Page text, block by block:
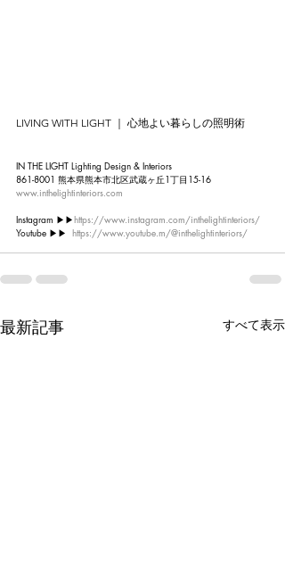
LIVING WITH LIGHT ｜ 心地よい暮らしの照明術
IN THE LIGHT Lighting Design & Interiors
861-8001 熊本県熊本市北区武蔵ヶ丘1丁目15-16
www.inthelightinteriors.com
Instagram ▶︎▶︎https://www.instagram.com/inthelightinteriors/
Youtube ▶︎▶︎ https://www.youtube.m/@inthelightinteriors/
最新記事 すべて表示